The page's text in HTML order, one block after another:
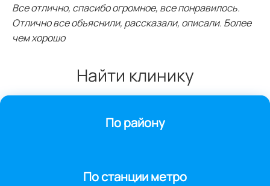
Все отлично, спасибо огромное, все понравилось.
Отлично все объяснили, рассказали, описали. Более
чем хорошо
Найти клинику
По району
По станции метро